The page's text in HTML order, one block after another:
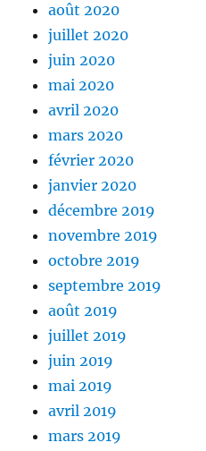
août 2020
juillet 2020
juin 2020
mai 2020
avril 2020
mars 2020
février 2020
janvier 2020
décembre 2019
novembre 2019
octobre 2019
septembre 2019
août 2019
juillet 2019
juin 2019
mai 2019
avril 2019
mars 2019